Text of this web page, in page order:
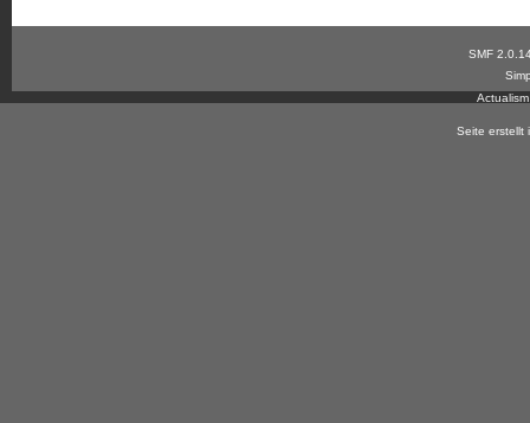
SMF
Seite erstellt